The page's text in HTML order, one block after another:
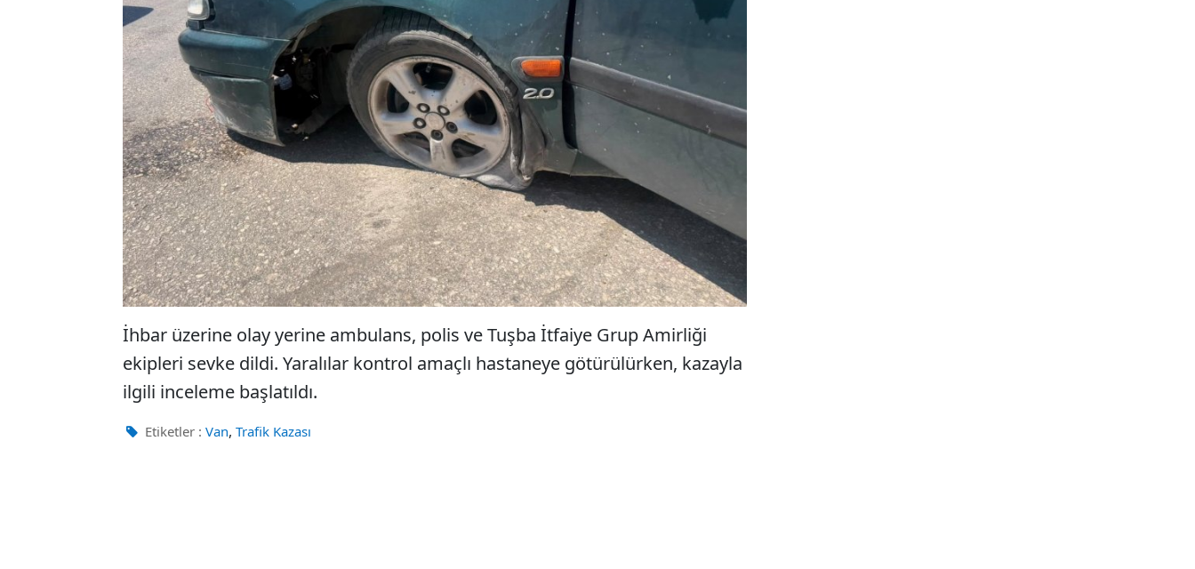
İhbar üzerine olay yerine ambulans, polis ve Tuşba İtfaiye Grup Amirliği
ekipleri sevke dildi. Yaralılar kontrol amaçlı hastaneye götürülürken, kazayla
ilgili inceleme başlatıldı.
Etiketler : Van, Trafik Kazası